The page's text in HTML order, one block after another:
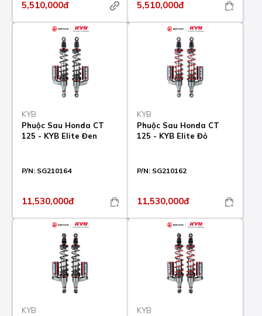
5,510,000đ 5,510,000đ
KYB
Phuộc Sau Honda CT
125 - KYB Elite Đen
P/N: SG210164
11,530,000đ
KYB
Phuộc Sau Honda CT
125 - KYB Elite Đỏ
P/N: SG210162
11,530,000đ
KYB
KYB